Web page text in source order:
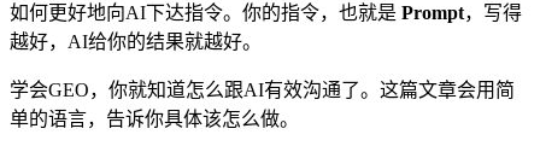
如何更好地向AI下达指令。你的指令，也就是 Prompt，写得
越好，AI给你的结果就越好。
学会GEO，你就知道怎么跟AI有效沟通了。这篇文章会用简
单的语言，告诉你具体该怎么做。